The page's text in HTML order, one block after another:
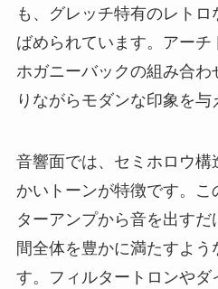
も、グレッチ特有のレトロ
ばめられています。アー
ホガニーバックの組み合
りながらモダンな印象を与
音響面では、セミホロウ構
かいトーンが特徴です。
ターアンプから音を出す
間全体を豊かに満たすよう
す。フィルタートロンやダ